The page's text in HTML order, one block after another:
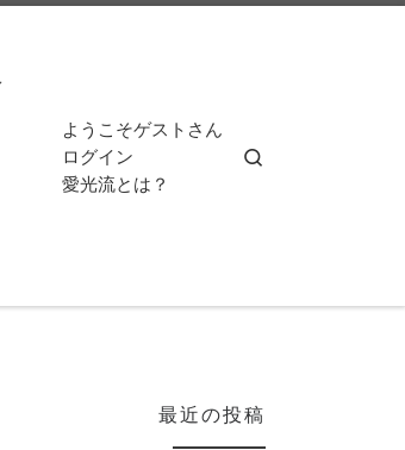
ようこそゲストさん
ログイン
愛光流とは？
最近の投稿